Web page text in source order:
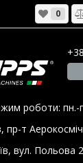
0
роботи: пн.-
пр-т
вул. Польова